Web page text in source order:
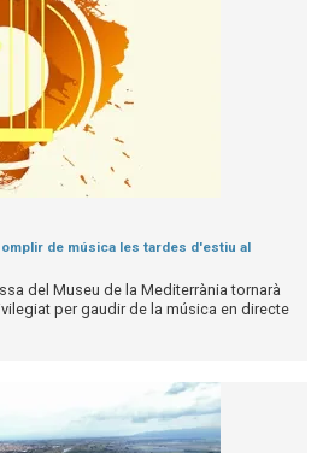
de música les tardes d'estiu al
del Museu de la Mediterrània tornarà
per gaudir de la música en directe